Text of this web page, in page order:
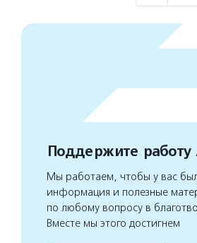
Поддержите
Мы работаем, чтобы у вас
информация и полезные
по любому вопросу в
Вместе мы этого достигнем